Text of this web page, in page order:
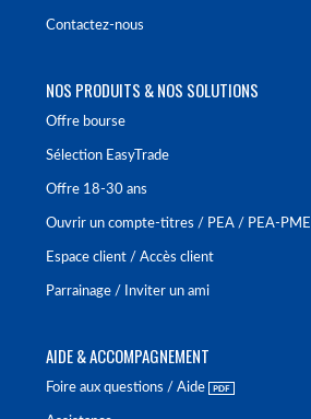
Contactez-nous
NOS PRODUITS & NOS SOLUTIONS
Offre bourse
Sélection EasyTrade
Offre 18-30 ans
Ouvrir un compte-titres / PEA / PEA-PME
Espace client / Accès client
Parrainage / Inviter un ami
AIDE & ACCOMPAGNEMENT
Foire aux questions / Aide